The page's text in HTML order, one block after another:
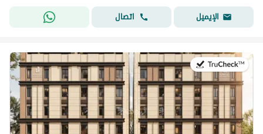
الإيميل
اتصال
في:30 يوليو 2026